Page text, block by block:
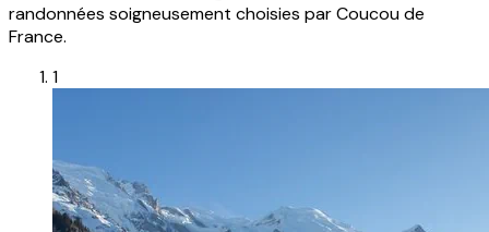
randonnées soigneusement choisies par Coucou de
France.
1